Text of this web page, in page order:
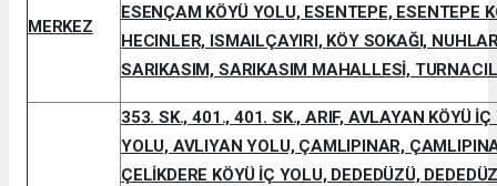
MERKEZ
ESENÇAM KÖYÜ YOLU, ESENTEPE, ESENTEPE
HECINLER, ISMAILÇAYIRI, KÖY SOKAĞI,
SARIKASIM, SARIKASIM MAHALLESİ,
353. SK., 401., 401. SK., ARIF, AVLAYAN KÖYÜ
YOLU, AVLIYAN YOLU, ÇAMLIPINAR,
ÇELİKDERE KÖYÜ İÇ YOLU, DEDEDÜZÜ,